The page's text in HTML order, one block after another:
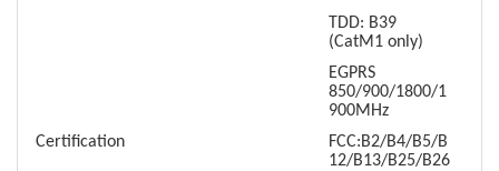
TDD: B39
(CatM1 only)
EGPRS
850/900/1800/1
900MHz
Certification
FCC:B2/B4/B5/B
12/B13/B25/B26